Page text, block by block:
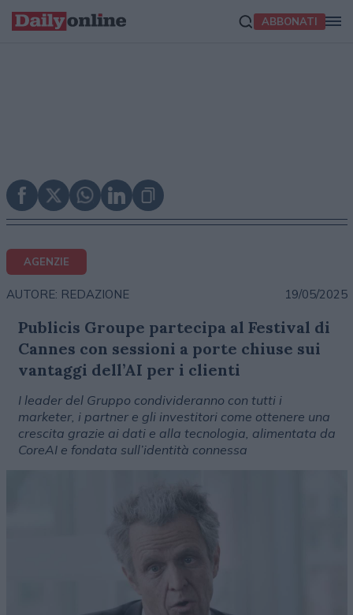
ABBONATI
AGENZIE
AUTORE: REDAZIONE 19/05/2025
Publicis Groupe partecipa al Festival di
Cannes con sessioni a porte chiuse sui
vantaggi dell’AI per i clienti
I leader del Gruppo condivideranno con tutti i
marketer, i partner e gli investitori come ottenere una
crescita grazie ai dati e alla tecnologia, alimentata da
CoreAI e fondata sull’identità connessa